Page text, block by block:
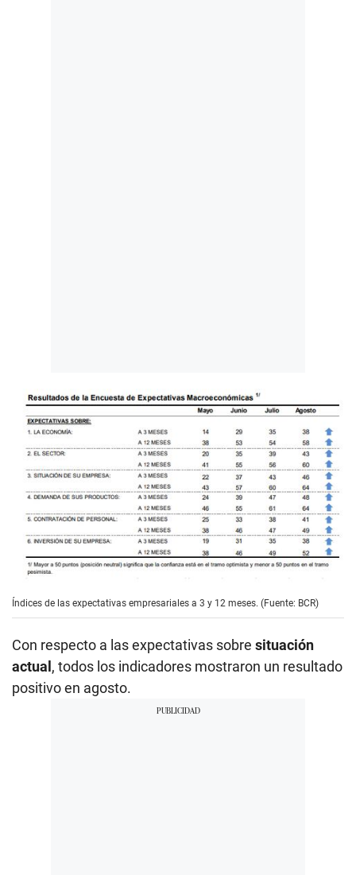
Índices de las expectativas empresariales a 3 y 12 meses. (Fuente: BCR)
Con respecto a las expectativas sobre situación
actual, todos los indicadores mostraron un resultado
positivo en agosto.